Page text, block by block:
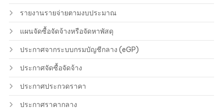
รายงานรายจ่ายตามงบประมาณ
แผนจัดซื้อจัดจ้างหรือจัดหาพัสดุ
ประกาศจากระบบกรมบัญชีกลาง (eGP)
ประกาศจัดซื้อจัดจ้าง
ประกาศประกวดราคา
ประกาศราคากลาง